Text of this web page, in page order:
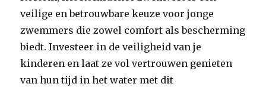
veilige en betrouwbare keuze voor jonge
zwemmers die zowel comfort als bescherming
biedt. Investeer in de veiligheid van je
kinderen en laat ze vol vertrouwen genieten
van hun tijd in het water met dit